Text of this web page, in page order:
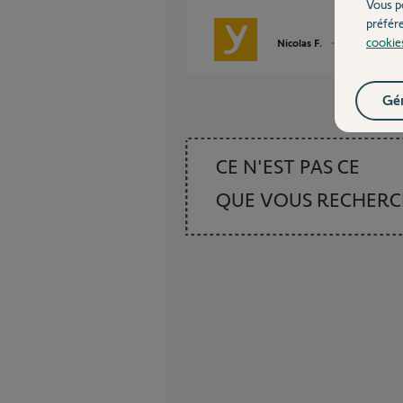
Nicolas F. il y a plus d'un
CE N'EST PAS CE
QUE VOUS
Vous